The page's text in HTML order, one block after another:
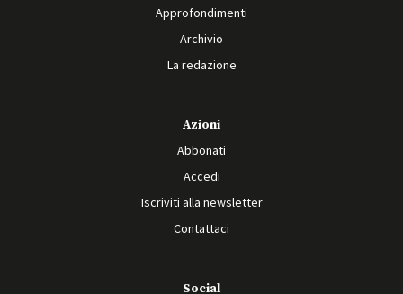
Approfondimenti
Archivio
La redazione
Azioni
Abbonati
Accedi
Iscriviti alla newsletter
Contattaci
Social